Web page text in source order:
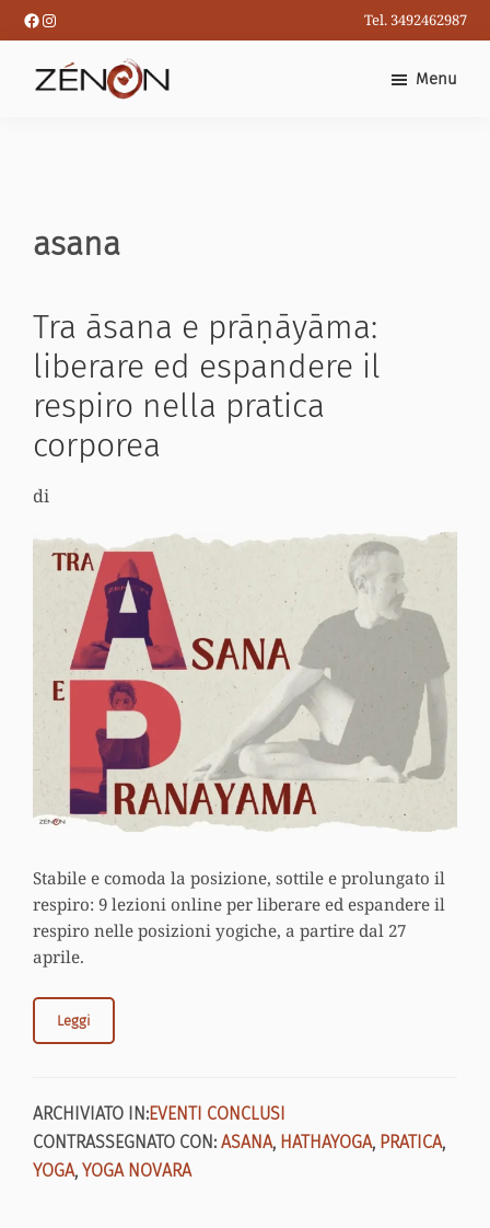
Passa
al
contenuto
Facebook
Instagram Tel. 3492462987
Menu
asana
Tra āsana e prāṇāyāma:
liberare ed espandere il
respiro nella pratica
corporea
di
Stabile e comoda la posizione, sottile e prolungato il
respiro: 9 lezioni online per liberare ed espandere il
respiro nelle posizioni yogiche, a partire dal 27
aprile.
Leggi
ARCHIVIATO IN:EVENTI CONCLUSI
CONTRASSEGNATO CON: ASANA, HATHAYOGA, PRATICA,
YOGA, YOGA NOVARA